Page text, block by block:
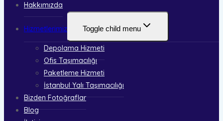
Hakkımızda
Hizmetlerimiz Toggle child menu
Depolama Hizmeti
Ofis Taşımacılığı
Paketleme Hizmeti
İstanbul Yalı Taşımacılığı
Bizden Fotoğraflar
Blog